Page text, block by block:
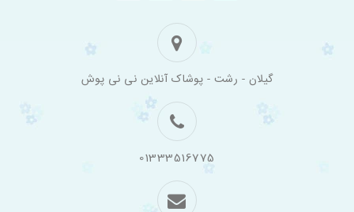
گیلان - رشت - پوشاک آنلاین نی نی پوش
01333516775